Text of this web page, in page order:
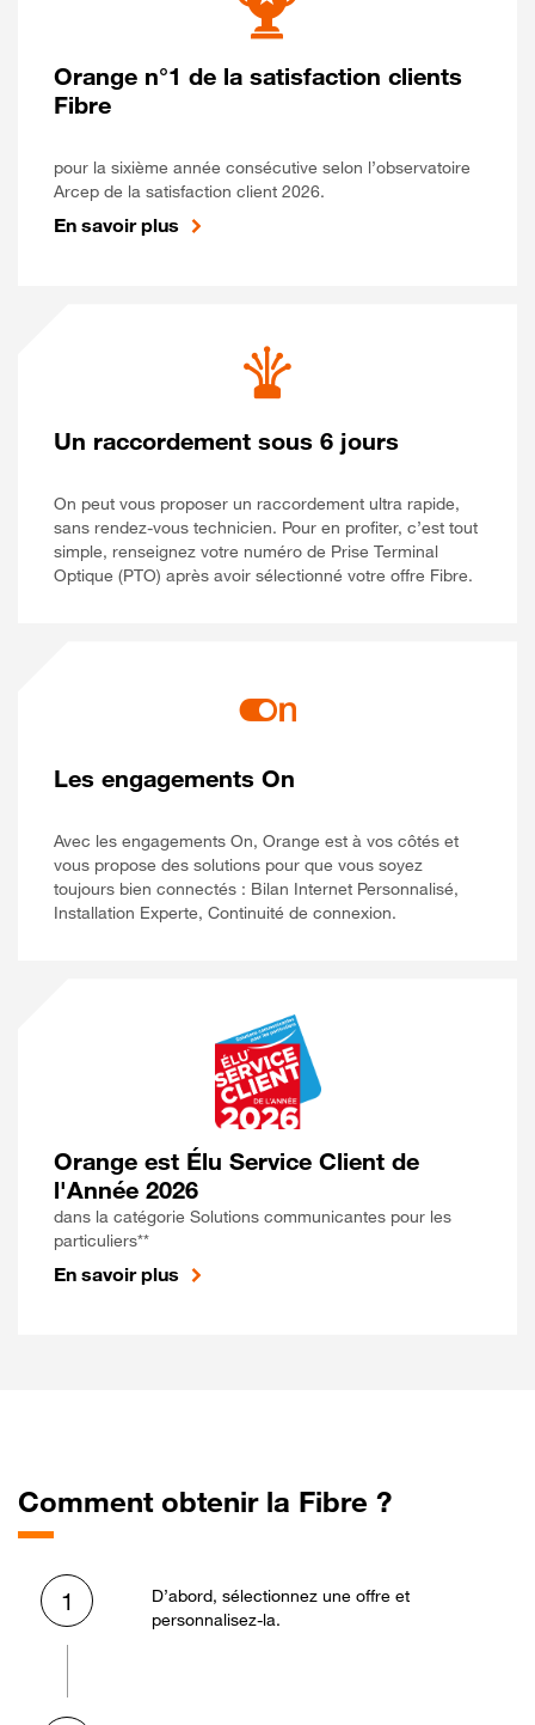
Orange n°1 de la satisfaction clients
Fibre
pour la sixième année consécutive selon l’observatoire
Arcep de la satisfaction client 2026.
En savoir plus
Un raccordement sous 6 jours
On peut vous proposer un raccordement ultra rapide,
sans rendez-vous technicien. Pour en profiter, c’est tout
simple, renseignez votre numéro de Prise Terminal
Optique (PTO) après avoir sélectionné votre offre Fibre.
Les engagements On
Avec les engagements On, Orange est à vos côtés et
vous propose des solutions pour que vous soyez
toujours bien connectés : Bilan Internet Personnalisé,
Installation Experte, Continuité de connexion.
Orange est Élu Service Client de
l'Année 2026
dans la catégorie Solutions communicantes pour les
particuliers**
En savoir plus
Comment obtenir la Fibre ?
1
D’abord, sélectionnez une offre et
personnalisez-la.